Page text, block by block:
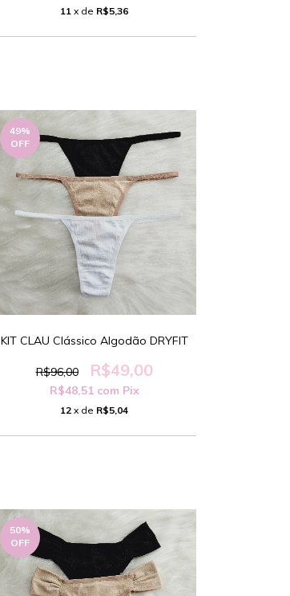
11 x de R$5,36
49%
OFF
KIT CLAU Clássico Algodão DRYFIT
R$96,00 R$49,00
R$48,51 com Pix
12 x de R$5,04
50%
OFF